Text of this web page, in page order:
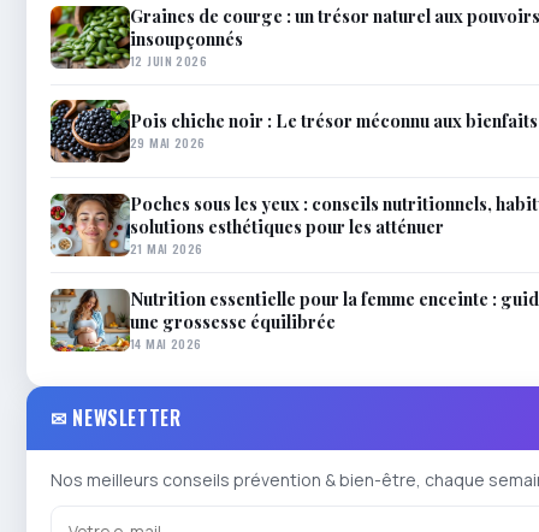
Graines de courge : un trésor naturel aux
insoupçonnés
12 JUIN 2026
Pois chiche noir : Le trésor méconnu aux
29 MAI 2026
Poches sous les yeux : conseils nutritionnels,
solutions esthétiques pour les atténuer
21 MAI 2026
Nutrition essentielle pour la femme enceinte :
une grossesse équilibrée
14 MAI 2026
✉ NEWSLETTER
Nos meilleurs conseils prévention & bien-être, chaque